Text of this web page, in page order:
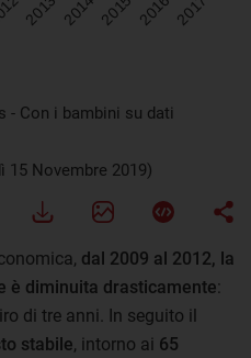
- Con i bambini su dati
15 Novembre 2019)
dal 2009 al 2012, la
è diminuita drasticamente:
di tre anni. In seguito il
stabile, intorno ai 65